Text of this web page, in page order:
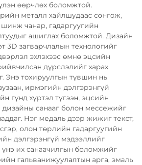
өөрчлөх боломжтой.
металл хайлшудаас сонгож,
чанар, гадаргуугийн
ашиглах боломжтой. Дизайн
3D загварчлалын технологийг
эхлэхээс өмнө эцсийн
дүрслэлийг харах
Энэ тохируулгын түвшин нь
ирмэгийн дэлгэрэнгүй
гүнд хүртэл түгээн, эцсийн
дизайны санааг болон мессежийг
Нэг медаль дээр жижиг текст,
олон төрлийн гадаргуугийн
дэлгэрэнгүй мэдээллийг
их санаачилгын боломжийг
гальванижуулалтын арга, эмаль